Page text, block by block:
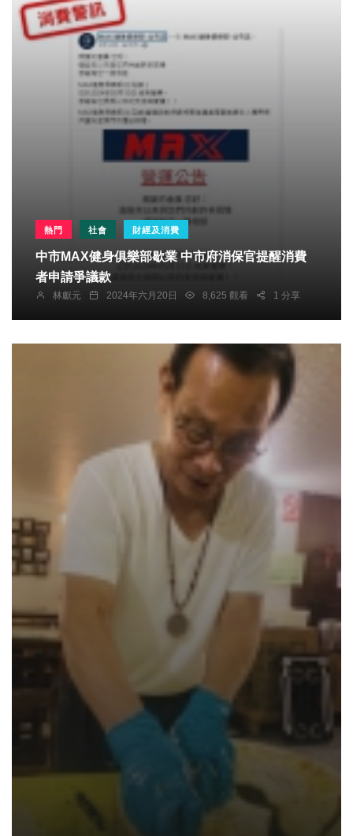
熱門 社會 財經及消費
中市MAX健身俱樂部歇業 中市府消保官提醒消費
者申請爭議款
林獻元 2024年六月20日 8,625 觀看 1 分享